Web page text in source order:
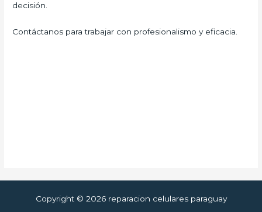
decisión.
Contáctanos para trabajar con profesionalismo y eficacia.
Copyright © 2026 reparacion celulares paraguay